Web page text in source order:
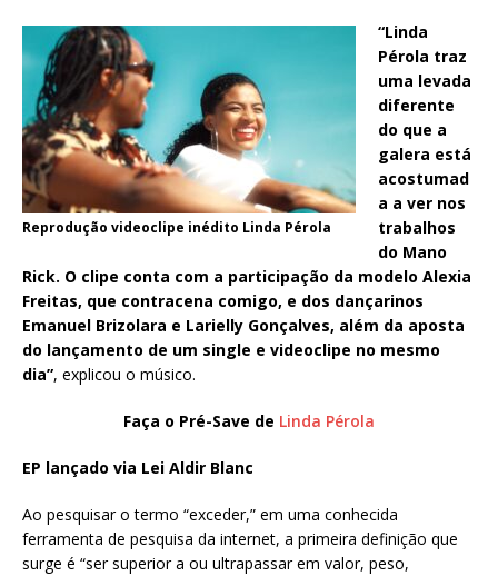
Reprodução videoclipe inédito Linda Pérola
“Linda
Pérola traz
uma levada
diferente
do que a
galera está
acostumad
a a ver nos
trabalhos
do Mano
Rick. O clipe conta com a participação da modelo Alexia
Freitas, que contracena comigo, e dos dançarinos
Emanuel Brizolara e Larielly Gonçalves, além da aposta
do lançamento de um single e videoclipe no mesmo
dia”, explicou o músico.
Faça o Pré-Save de Linda Pérola
EP lançado via Lei Aldir Blanc
Ao pesquisar o termo “exceder,” em uma conhecida
ferramenta de pesquisa da internet, a primeira definição que
surge é “ser superior a ou ultrapassar em valor, peso,